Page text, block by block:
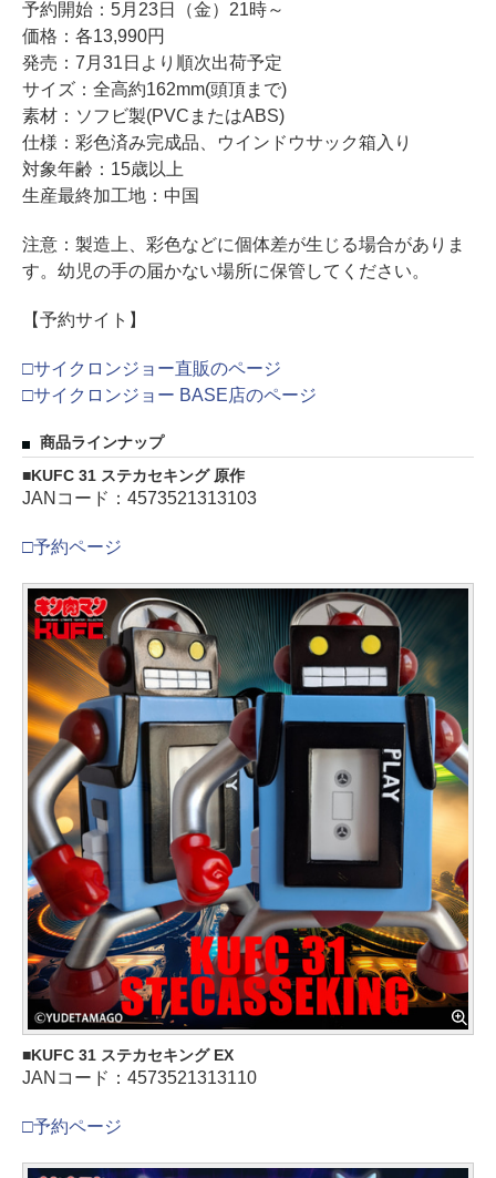
予約開始：5月23日（金）21時～
価格：各13,990円
発売：7月31日より順次出荷予定
サイズ：全高約162mm(頭頂まで)
素材：ソフビ製(PVCまたはABS)
仕様：彩色済み完成品、ウインドウサック箱入り
対象年齢：15歳以上
生産最終加工地：中国
注意：製造上、彩色などに個体差が生じる場合がありま
す。幼児の手の届かない場所に保管してください。
【予約サイト】
□サイクロンジョー直販のページ
□サイクロンジョー BASE店のページ
商品ラインナップ
KUFC 31 ステカセキング 原作
JANコード：4573521313103
□予約ページ
KUFC 31 ステカセキング EX
JANコード：4573521313110
□予約ページ